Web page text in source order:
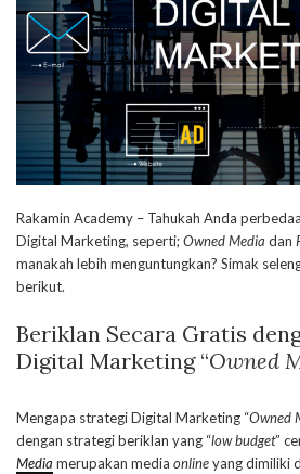
Rakamin Academy – Tahukah Anda
Digital Marketing, seperti;Owned Media dan
manakah lebih menguntungkan? Simak
berikut.
Beriklan Secara Gratis
Digital Marketing “Owned
Mengapa strategi Digital Marketing “Owned
dengan strategi beriklan yang “low budget”
Media merupakan media onlineyang dimiliki